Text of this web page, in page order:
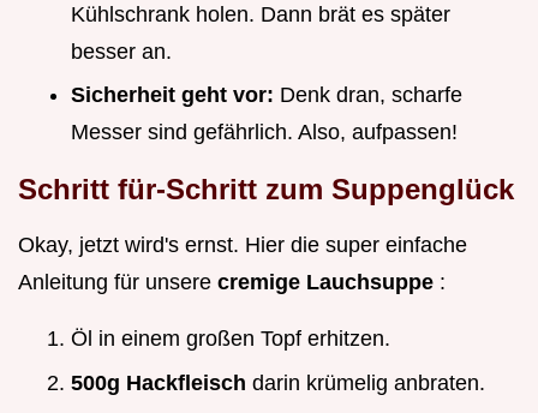
Kühlschrank holen. Dann brät es später
besser an.
Sicherheit geht vor: Denk dran, scharfe
Messer sind gefährlich. Also, aufpassen!
Schritt für-Schritt zum Suppenglück
Okay, jetzt wird's ernst. Hier die super einfache
Anleitung für unsere cremige Lauchsuppe :
Öl in einem großen Topf erhitzen.
500g Hackfleisch darin krümelig anbraten.